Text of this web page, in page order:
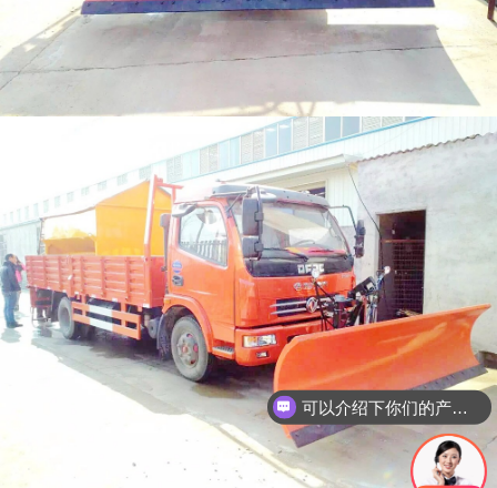
可以介绍下你们的产品么